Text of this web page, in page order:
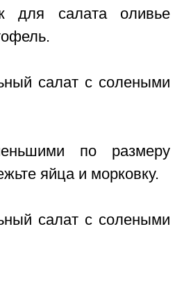
для салата оливье
по размеру
яйца и морковку.